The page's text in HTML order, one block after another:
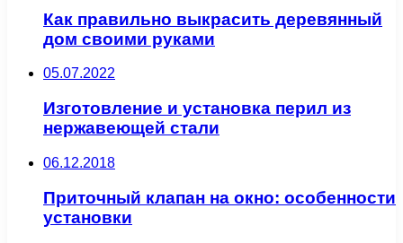
Как правильно выкрасить деревянный
дом своими руками
05.07.2022
Изготовление и установка перил из
нержавеющей стали
06.12.2018
Приточный клапан на окно: особенности
установки